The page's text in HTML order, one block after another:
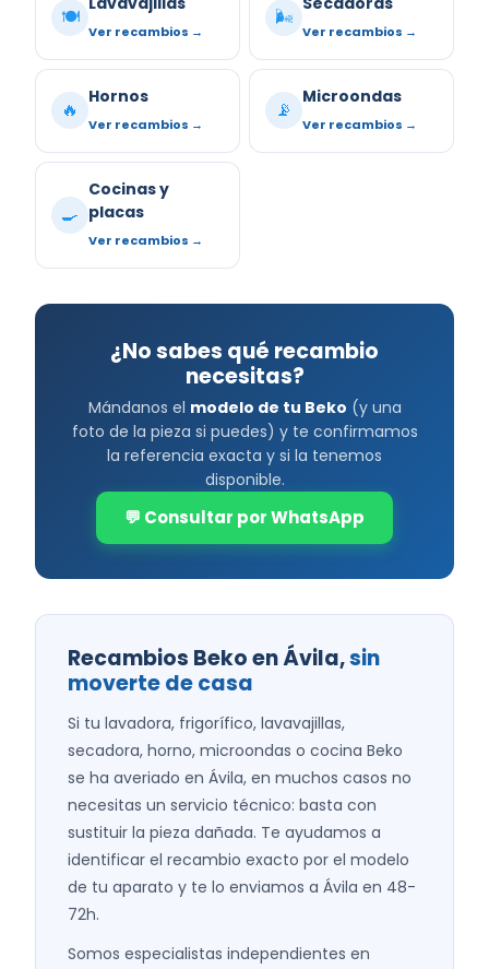
🍽️
Ver recambios →
🌬️
Ver recambios →
🔥
Hornos
Ver recambios →
📡
Microondas
Ver recambios →
🍳
Cocinas y
placas
Ver recambios →
¿No sabes qué recambio
necesitas?
Mándanos el modelo de tu Beko (y una
foto de la pieza si puedes) y te confirmamos
la referencia exacta y si la tenemos
disponible.
💬 Consultar por WhatsApp
Recambios Beko en Ávila,sin
moverte de casa
Si tu lavadora, frigorífico, lavavajillas,
secadora, horno, microondas o cocina Beko
se ha averiado en Ávila, en muchos casos no
necesitas un servicio técnico: basta con
sustituir la pieza dañada. Te ayudamos a
identificar el recambio exacto por el modelo
de tu aparato y te lo enviamos a Ávila en 48-
72h.
Somos especialistas independientes en